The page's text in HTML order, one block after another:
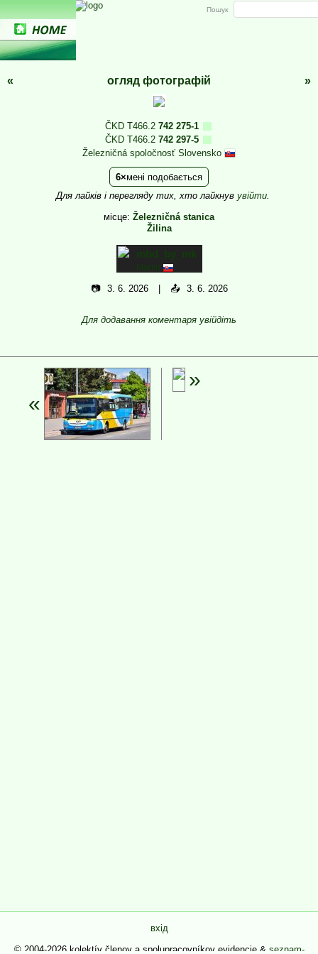
« огляд фотографій »
ČKD T466.2 742 275-1
ČKD T466.2 742 297-5
Železničná spoločnosť Slovensko
6 мені подобається
Для лайків і перегляду тих, хто лайкнув увійти.
місце: Železničná stanica
Žilina
mhd_by_mk
Martin
📷 3. 6. 2026 📤 3. 6. 2026
Для додавання коментаря увійдіть
Пошук
вхід
© 2004-2026 kolektív členov a spolupracovníkov evidencie & seznam-